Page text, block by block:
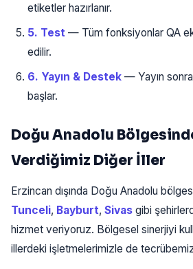
etiketler hazırlanır.
5. Test — Tüm fonksiyonlar QA
edilir.
6. Yayın & Destek — Yayın
başlar.
Doğu Anadolu
Verdiğimiz Diğer İller
Erzincan dışında Doğu Anadolu
Tunceli, Bayburt, Sivas gibi
hizmet veriyoruz. Bölgesel sinerjiyi
illerdeki işletmelerimizle de